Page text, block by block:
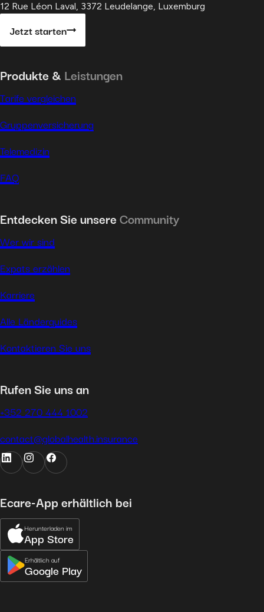
12 Rue Léon Laval, 3372 Leudelange, Luxemburg
Jetzt starten
Produkte & Leistungen
Tarife vergleichen
Gruppenversicherung
Telemedizin
FAQ
Entdecken Sie unsereCommunity
Wer wir sind
Expats erzählen
Karriere
Alle Länderguides
Kontaktieren Sie uns
Rufen Sie uns an
+352 270 444 1002
contact@globalhealth.insurance
Ecare-App erhältlich bei
Herunterladen im
App Store
Erhältlich auf
Google Play